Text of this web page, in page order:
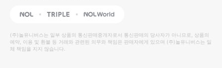
높
은
순
동
영
상
NOL Triple Interpark Global
(주)놀유니버스는 일부 상품의 통신판매중개자로서 통신판매의 당사자가 아니므로, 상품의
예약, 이용 및 환불 등 거래와 관련된 의무와 책임은 판매자에게 있으며 (주)놀유니버스는 일
체 책임을 지지 않습니다.